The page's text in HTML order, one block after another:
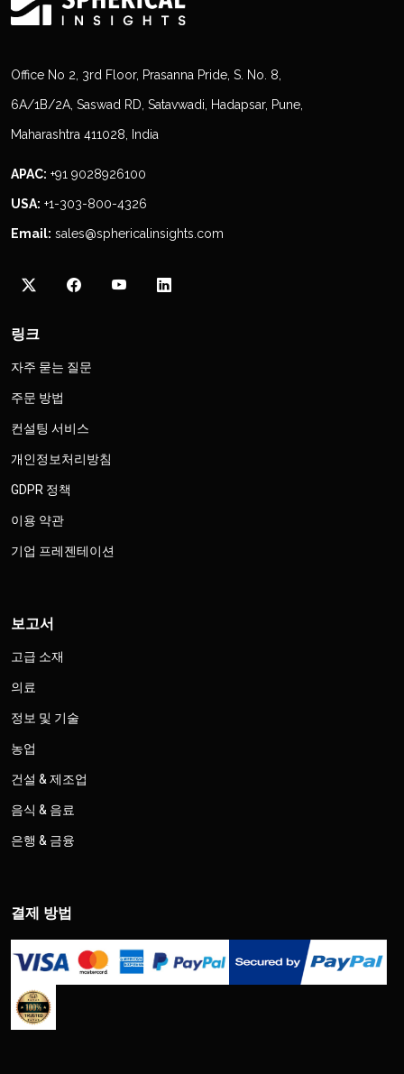
Office No 2, 3rd Floor, Prasanna Pride, S. No. 8,
6A/1B/2A, Saswad RD, Satavwadi, Hadapsar, Pune,
Maharashtra 411028, India
APAC: +91 9028926100
USA: +1-303-800-4326
Email: sales@sphericalinsights.com
링크
자주 묻는 질문
주문 방법
컨설팅 서비스
개인정보처리방침
GDPR 정책
이용 약관
기업 프레젠테이션
보고서
고급 소재
의료
정보 및 기술
농업
건설 & 제조업
음식 & 음료
은행 & 금융
결제 방법